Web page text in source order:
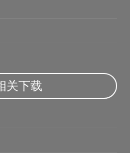
关下载